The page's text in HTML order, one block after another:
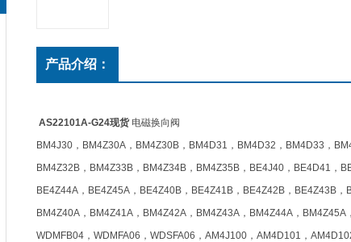
产品介绍：
AS22101A-G24现货 电磁换向阀
BM4J30，BM4Z30A，BM4Z30B，BM4D31，BM4D32，BM4D33，
BM4Z32B，BM4Z33B，BM4Z34B，BM4Z35B，BE4J40，BE4D41，
BE4Z44A，BE4Z45A，BE4Z40B，BE4Z41B，BE4Z42B，BE4Z43B
BM4Z40A，BM4Z41A，BM4Z42A，BM4Z43A，BM4Z44A，
WDMFB04，WDMFA06，WDSFA06，AM4J100，AM4D101，